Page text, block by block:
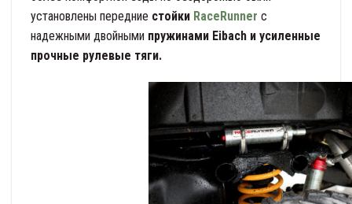
установлены передние стойки RaceRunner с
надежными двойными пружинами Eibach и усиленные
прочные рулевые тяги.